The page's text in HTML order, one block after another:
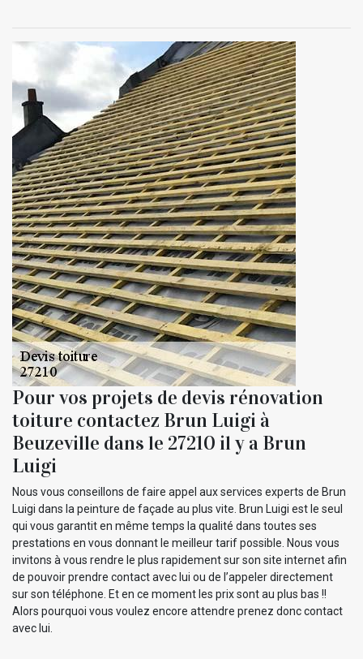
Pour vos projets de devis rénovation
toiture contactez Brun Luigi à
Beuzeville dans le 27210 il y a Brun
Luigi
Nous vous conseillons de faire appel aux services experts de Brun
Luigi dans la peinture de façade au plus vite. Brun Luigi est le seul
qui vous garantit en même temps la qualité dans toutes ses
prestations en vous donnant le meilleur tarif possible. Nous vous
invitons à vous rendre le plus rapidement sur son site internet afin
de pouvoir prendre contact avec lui ou de l’appeler directement
sur son téléphone. Et en ce moment les prix sont au plus bas !!
Alors pourquoi vous voulez encore attendre prenez donc contact
avec lui.